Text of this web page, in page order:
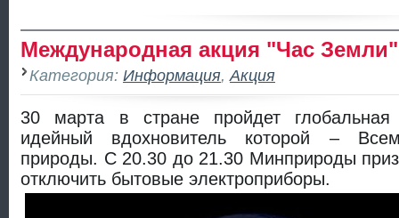
Международная акция "Час Земли"
Категория: Информация, Акция
30 марта в стране пройдет
идейный вдохновитель которой –
природы. С 20.30 до 21.30 Минприроды
отключить бытовые электроприборы.